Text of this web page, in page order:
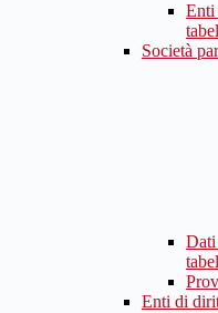
Enti
Società
Dati
Enti di